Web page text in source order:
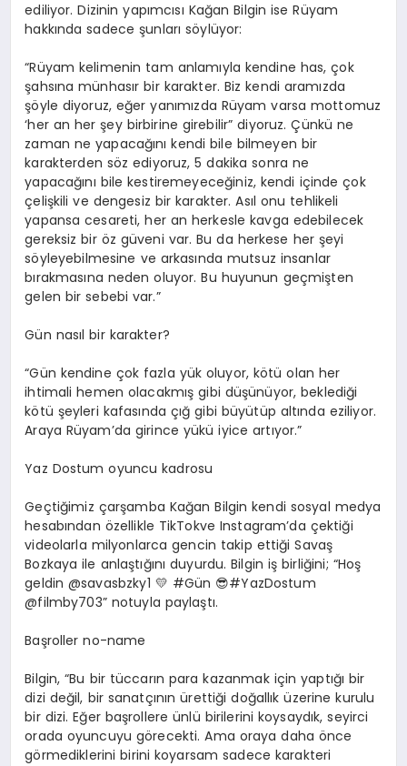
ediliyor. Dizinin yapımcısı Kağan Bilgin ise Rüyam
hakkında sadece şunları söylüyor:
“Rüyam kelimenin tam anlamıyla kendine has, çok
şahsına münhasır bir karakter. Biz kendi aramızda
şöyle diyoruz, eğer yanımızda Rüyam varsa mottomuz
‘her an her şey birbirine girebilir” diyoruz. Çünkü ne
zaman ne yapacağını kendi bile bilmeyen bir
karakterden söz ediyoruz, 5 dakika sonra ne
yapacağını bile kestiremeyeceğiniz, kendi içinde çok
çelişkili ve dengesiz bir karakter. Asıl onu tehlikeli
yapansa cesareti, her an herkesle kavga edebilecek
gereksiz bir öz güveni var. Bu da herkese her şeyi
söyleyebilmesine ve arkasında mutsuz insanlar
bırakmasına neden oluyor. Bu huyunun geçmişten
gelen bir sebebi var.”
Gün nasıl bir karakter?
“Gün kendine çok fazla yük oluyor, kötü olan her
ihtimali hemen olacakmış gibi düşünüyor, beklediği
kötü şeyleri kafasında çığ gibi büyütüp altında eziliyor.
Araya Rüyam’da girince yükü iyice artıyor.”
Yaz Dostum oyuncu kadrosu
Geçtiğimiz çarşamba Kağan Bilgin kendi sosyal medya
hesabından özellikle TikTokve Instagram’da çektiği
videolarla milyonlarca gencin takip ettiği Savaş
Bozkaya ile anlaştığını duyurdu. Bilgin iş birliğini; “Hoş
geldin @savasbzky1 💛 #Gün 😎#YazDostum
@filmby703” notuyla paylaştı.
Başrollerno-name
Bilgin, “Bu bir tüccarın para kazanmak için yaptığı bir
dizi değil, bir sanatçının ürettiği doğallık üzerine kurulu
bir dizi. Eğer başrollere ünlü birilerini koysaydık,seyirci
orada oyuncuyu görecekti. Ama oraya daha önce
görmediklerini birini koyarsam sadece karakteri